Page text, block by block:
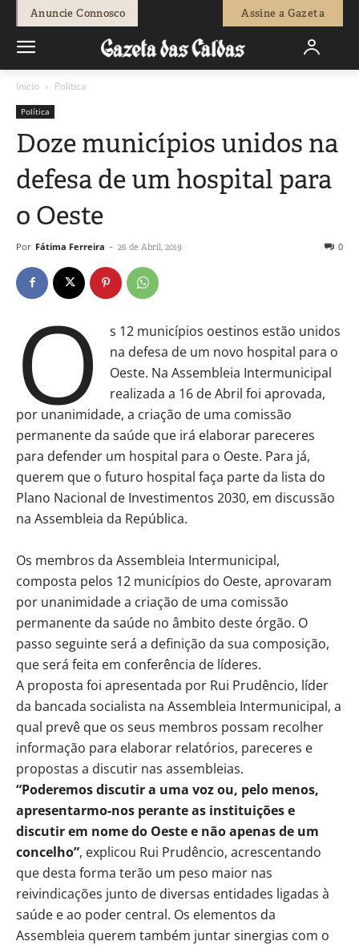
Anuncie Connosco Assine a Gazeta
Início Política
Política
Doze municípios unidos na
defesa de um hospital para
o Oeste
Por Fátima Ferreira - 26 de Abril, 2019 0
O
s 12 municípios oestinos estão unidos
na defesa de um novo hospital para o
Oeste. Na Assembleia Intermunicipal
realizada a 16 de Abril foi aprovada,
por unanimidade, a criação de uma comissão
permanente da saúde que irá elaborar pareceres
para defender um hospital para o Oeste. Para já,
querem que o futuro hospital faça parte da lista do
Plano Nacional de Investimentos 2030, em discussão
na Assembleia da República.
Os membros da Assembleia Intermunicipal,
composta pelos 12 municípios do Oeste, aprovaram
por unanimidade a criação de uma comissão
permanente da saúde no âmbito deste órgão. O
passo seguinte será a definição da sua composição,
que será feita em conferência de líderes.
A proposta foi apresentada por Rui Prudêncio, líder
da bancada socialista na Assembleia Intermunicipal, a
qual prevê que os seus membros possam recolher
informação para elaborar relatórios, pareceres e
propostas a discutir nas assembleias.
“Poderemos discutir a uma voz ou, pelo menos,
apresentarmo-nos perante as instituições e
discutir em nome do Oeste e não apenas de um
concelho”, explicou Rui Prudêncio, acrescentando
que desta forma terão um peso maior nas
reivindicações junto de diversas entidades ligadas à
saúde e ao poder central. Os elementos da
Assembleia querem também juntar sinergias com o